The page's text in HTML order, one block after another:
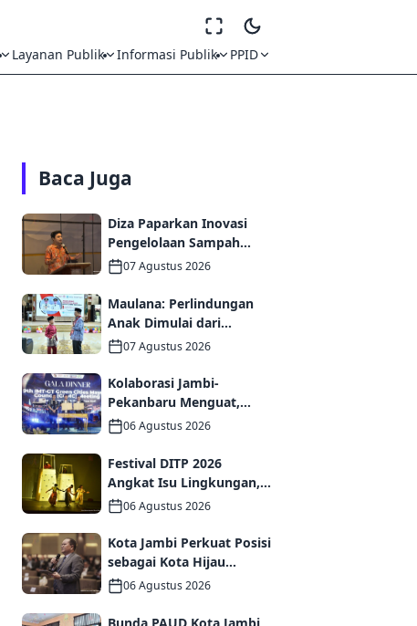
Layanan Publik Informasi Publik PPID
Baca Juga
Diza Paparkan Inovasi
Pengelolaan Sampah
Kota Jambi di Forum
UCLG ASPAC, Dorong
Kolaborasi Menuju Kota
Berkelanjutan
07 Agustus 2026
Maulana: Perlindungan
Anak Dimulai dari
Keluarga hingga Ruang
07 Agustus 2026
Kolaborasi Jambi-
Pekanbaru Menguat,
MoU dan PKS
Ditandatangani pada Gala
Dinner GCMC IMT-GT ke-9
Tahun 2026
06 Agustus 2026
Festival DITP 2026
Angkat Isu Lingkungan,
Wawako Diza Apresiasi
06 Agustus 2026
Kota Jambi Perkuat Posisi
sebagai Kota Hijau
Melalui Forum
Internasional IMT-GT
GCMC 2026
06 Agustus 2026
Bunda PAUD Kota Jambi